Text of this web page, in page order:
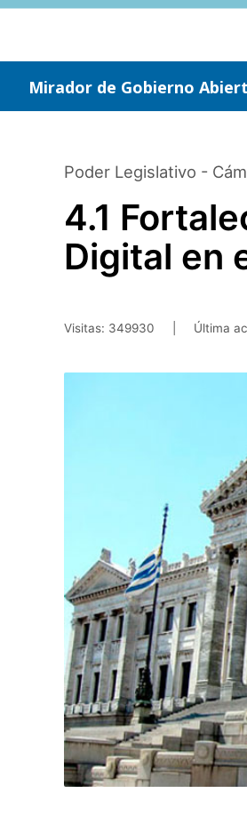
Saltar
Mirador de Gobierno
Poder Legislativo -
4.1
Digital en
Visitas: 349930 Última